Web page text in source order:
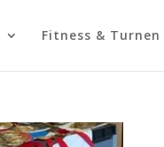
Fitness & Turnen